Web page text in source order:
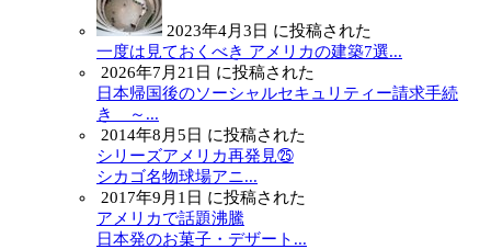
2023年4月3日 に投稿された
一度は見ておくべき アメリカの建築7選...
2026年7月21日 に投稿された
日本帰国後のソーシャルセキュリティー請求手続
き ～...
2014年8月5日 に投稿された
シリーズアメリカ再発見㉕
シカゴ名物球場アニ...
2017年9月1日 に投稿された
アメリカで話題沸騰
日本発のお菓子・デザート...